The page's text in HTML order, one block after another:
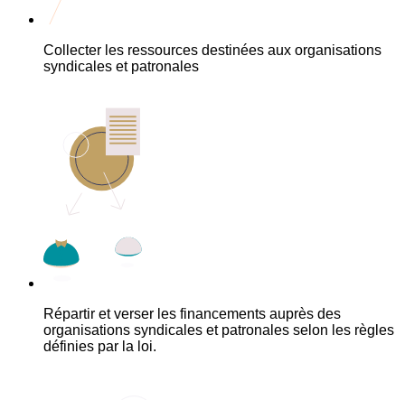
Collecter les ressources destinées aux organisations
syndicales et patronales
Répartir et verser les financements auprès des
organisations syndicales et patronales selon les règles
définies par la loi.